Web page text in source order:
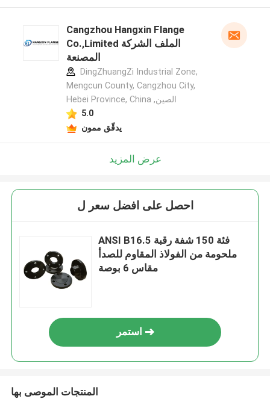
Cangzhou Hangxin Flange
Co.,Limited الملف الشركة
المصنعة
DingZhuangZi Industrial Zone,
Mengcun County, Cangzhou City,
Hebei Province, China ,الصين
5.0
يدقّق ممون
عرض المزيد
احصل على افضل سعر ل
ANSI B16.5 فئة 150 شفة رقبة
ملحومة من الفولاذ المقاوم للصدأ
مقاس 6 بوصة
استمر
المنتجات الموصى بها